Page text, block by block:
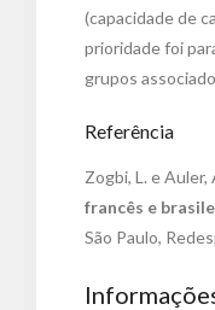
(capacidade de
prioridade foi
grupos
Referência
Zogbi, L. e Auler,
francês e
São Paulo,